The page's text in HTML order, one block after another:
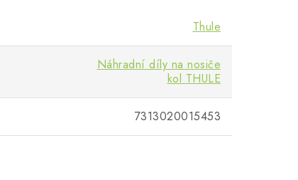
Thule
Náhradní díly na nosiče
kol THULE
7313020015453